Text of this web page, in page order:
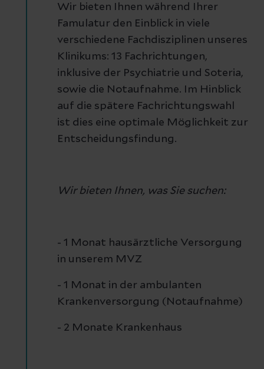
Wir bieten Ihnen während Ihrer
Famulatur den Einblick in viele
verschiedene Fachdisziplinen unseres
Klinikums: 13 Fachrichtungen,
inklusive der Psychiatrie und Soteria,
sowie die Notaufnahme. Im Hinblick
auf die spätere Fachrichtungswahl
ist dies eine optimale Möglichkeit zur
Entscheidungsfindung.
Wir bieten Ihnen, was Sie suchen:
- 1 Monat hausärztliche Versorgung
in unserem MVZ
- 1 Monat in der ambulanten
Krankenversorgung (Notaufnahme)
- 2 Monate Krankenhaus